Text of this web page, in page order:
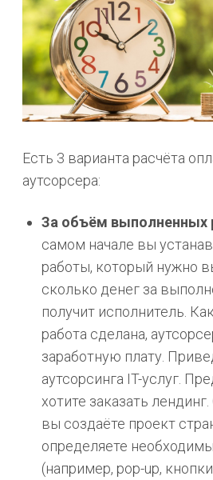
Есть 3 варианта расчёта
аутсорсера:
За объём выполненных
самом начале вы
работы, который нужно
сколько денег за
получит исполнитель.
работа сделана,
заработную плату.
аутсорсинга IT-услуг.
хотите заказать
вы создаёте проект
определяете
(например, pop-up,